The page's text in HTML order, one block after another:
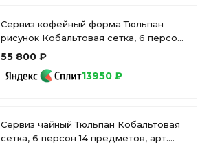
Сервиз кофейный форма Тюльпан
рисунок Кобальтовая сетка, 6 персон
20 предметов, арт. 81.20944.00.1
55 800 ₽
13950 ₽
Сервиз чайный Тюльпан Кобальтовая
сетка, 6 персон 14 предметов, арт.